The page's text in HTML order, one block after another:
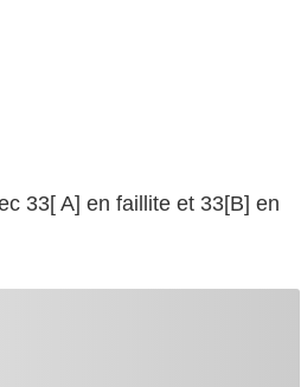
33[ A] en faillite et 33[B] en